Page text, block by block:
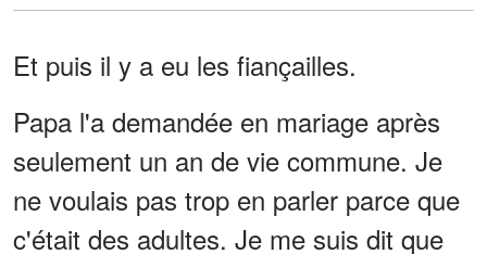
Et puis il y a eu les fiançailles.
Papa l'a demandée en mariage après
seulement un an de vie commune. Je
ne voulais pas trop en parler parce que
c'était des adultes. Je me suis dit que